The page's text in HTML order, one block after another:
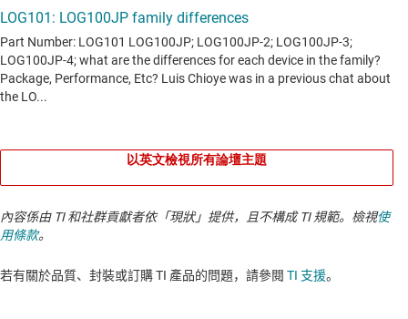
以英文檢視所有論壇主題
內容係由 TI 和社群貢獻者依「現狀」提供，且不構成 TI 規範。檢視使
用條款。
若有關於品質、封裝或訂購 TI 產品的問題，請參閱 TI 支援。​​​​​​​​​​​​​​